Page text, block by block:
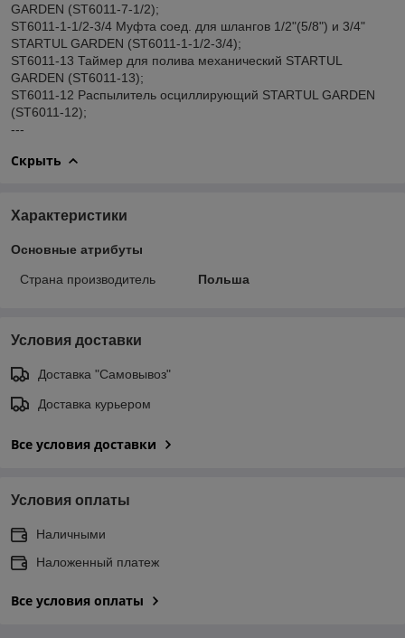
GARDEN (ST6011-7-1/2);
ST6011-1-1/2-3/4 Муфта соед. для шлангов 1/2"(5/8") и 3/4"
STARTUL GARDEN (ST6011-1-1/2-3/4);
ST6011-13 Таймер для полива механический STARTUL
GARDEN (ST6011-13);
ST6011-12 Распылитель осциллирующий STARTUL GARDEN
(ST6011-12);
---
Скрыть
Характеристики
Основные атрибуты
Страна производитель Польша
Условия доставки
Доставка "Самовывоз"
Доставка курьером
Все условия доставки
Условия оплаты
Наличными
Наложенный платеж
Все условия оплаты